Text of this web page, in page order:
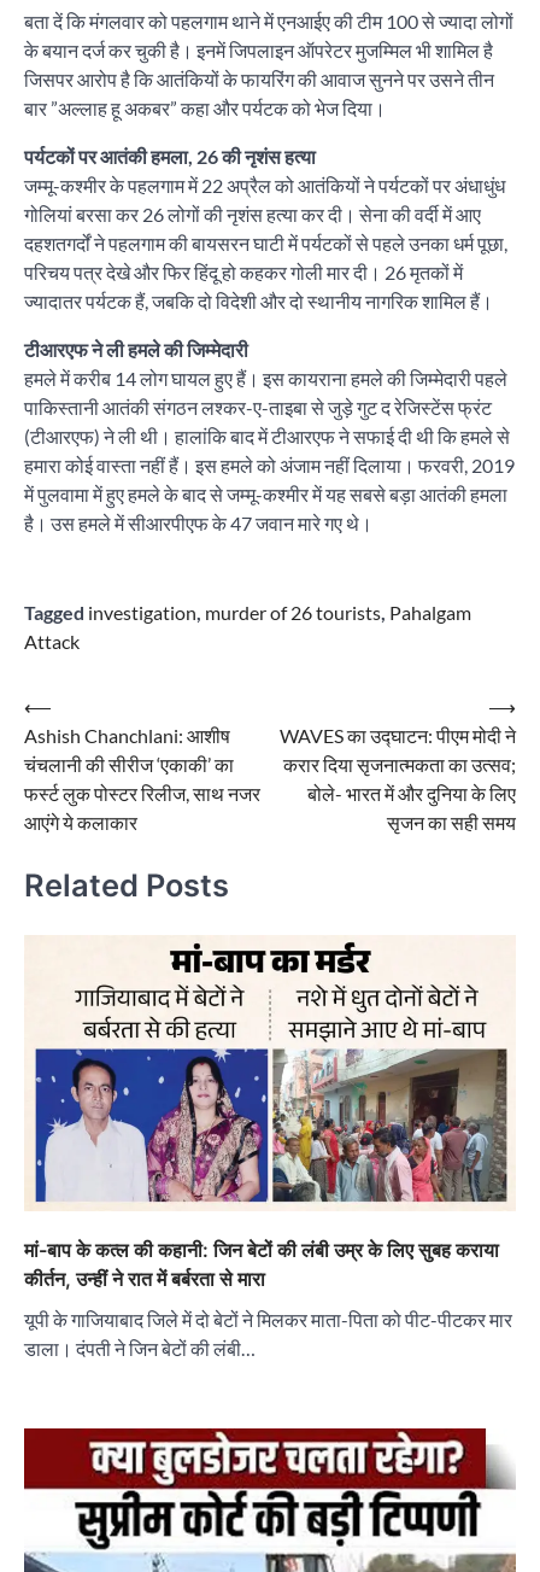
बता दें कि मंगलवार को पहलगाम थाने में एनआईए की टीम 100 से ज्यादा लोगों
के बयान दर्ज कर चुकी है। इनमें जिपलाइन ऑपरेटर मुजम्मिल भी शामिल है
जिसपर आरोप है कि आतंकियों के फायरिंग की आवाज सुनने पर उसने तीन
बार ”अल्लाह हू अकबर” कहा और पर्यटक को भेज दिया।
पर्यटकों पर आतंकी हमला, 26 की नृशंस हत्या
जम्मू-कश्मीर के पहलगाम में 22 अप्रैल को आतंकियों ने पर्यटकों पर अंधाधुंध
गोलियां बरसा कर 26 लोगों की नृशंस हत्या कर दी। सेना की वर्दी में आए
दहशतगर्दों ने पहलगाम की बायसरन घाटी में पर्यटकों से पहले उनका धर्म पूछा,
परिचय पत्र देखे और फिर हिंदू हो कहकर गोली मार दी। 26 मृतकों में
ज्यादातर पर्यटक हैं, जबकि दो विदेशी और दो स्थानीय नागरिक शामिल हैं।
टीआरएफ ने ली हमले की जिम्मेदारी
हमले में करीब 14 लोग घायल हुए हैं। इस कायराना हमले की जिम्मेदारी पहले
पाकिस्तानी आतंकी संगठन लश्कर-ए-ताइबा से जुड़े गुट द रेजिस्टेंस फ्रंट
(टीआरएफ) ने ली थी। हालांकि बाद में टीआरएफ ने सफाई दी थी कि हमले से
हमारा कोई वास्ता नहीं हैं। इस हमले को अंजाम नहीं दिलाया। फरवरी, 2019
में पुलवामा में हुए हमले के बाद से जम्मू-कश्मीर में यह सबसे बड़ा आतंकी हमला
है। उस हमले में सीआरपीएफ के 47 जवान मारे गए थे।
Tagged investigation, murder of 26 tourists, Pahalgam
Attack
Post
navigation
⟵
Ashish Chanchlani: आशीष
चंचलानी की सीरीज ‘एकाकी’ का
फर्स्ट लुक पोस्टर रिलीज, साथ नजर
आएंगे ये कलाकार
WAVES का उद्घाटन: पीएम मोदी ने
करार दिया सृजनात्मकता का उत्सव;
बोले- भारत में और दुनिया के लिए
सृजन का सही समय
⟶
Related Posts
मां-बाप के कत्ल की कहानी: जिन बेटों की लंबी उम्र के लिए सुबह कराया
कीर्तन, उन्हीं ने रात में बर्बरता से मारा
यूपी के गाजियाबाद जिले में दो बेटों ने मिलकर माता-पिता को पीट-पीटकर मार
डाला। दंपती ने जिन बेटों की लंबी…